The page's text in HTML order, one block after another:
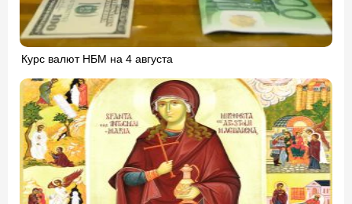
Курс валют НБМ на 4 августа